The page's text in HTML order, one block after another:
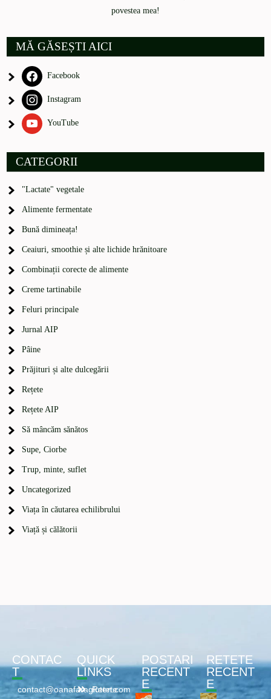
povestea mea!
MĂ GĂSEȘTI AICI
Facebook
Instagram
YouTube
CATEGORII
"Lactate" vegetale
Alimente fermentate
Bună dimineața!
Ceaiuri, smoothie și alte lichide hrănitoare
Combinații corecte de alimente
Creme tartinabile
Feluri principale
Jurnal AIP
Pâine
Prăjituri și alte dulcegării
Rețete
Rețete AIP
Să mâncăm sănătos
Supe, Ciorbe
Trup, minte, suflet
Uncategorized
Viața în căutarea echilibrului
Viață și călătorii
CONTAC
T
contact@oanafaragluten.com
QUICK
LINKS
Retete
POSTARI
RECENT
E
RETETE
RECENT
E